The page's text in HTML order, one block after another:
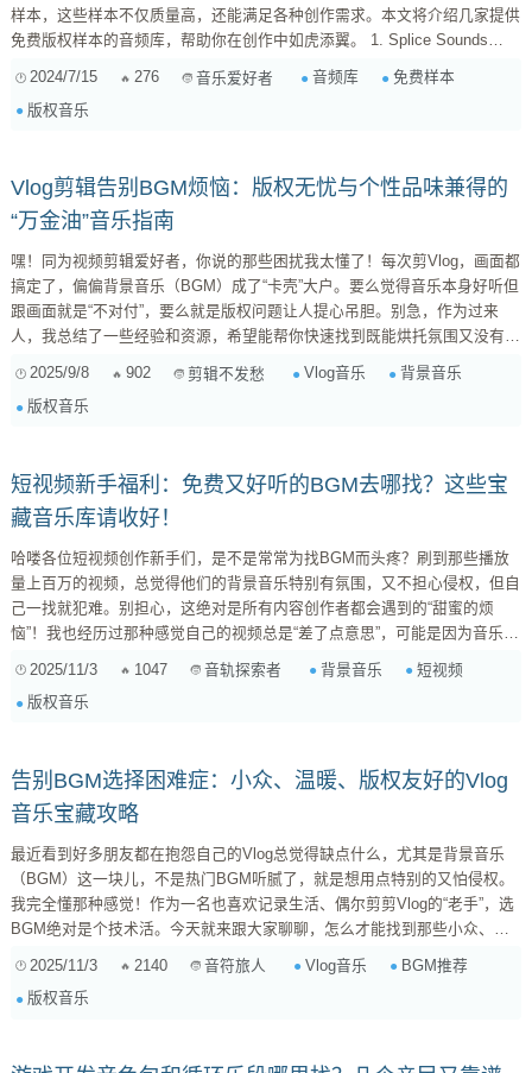
样本，这些样本不仅质量高，还能满足各种创作需求。本文将介绍几家提供
免费版权样本的音频库，帮助你在创作中如虎添翼。 1. Splice Sounds
Splice Sounds 是一个备受欢迎的音频库平台，它不仅提供付费样本，还定
期推出免费样本包。用户可以通过其免费的试用期获取这些样本，并且这些
样本的质量都非常高，适用于各种类型的音乐创作。 2. Looperman
2024/7/15 276 音乐爱好者 音频库
免费样本
版权音乐
Vlog剪辑告别BGM烦恼：版权无忧与个性品味兼得的
“万金油”音乐指南
嘿！同为视频剪辑爱好者，你说的那些困扰我太懂了！每次剪Vlog，画面都
搞定了，偏偏背景音乐（BGM）成了“卡壳”大户。要么觉得音乐本身好听但
跟画面就是“不对付”，要么就是版权问题让人提心吊胆。别急，作为过来
人，我总结了一些经验和资源，希望能帮你快速找到既能烘托氛围又没有版
应”。这里有几个判断标准： 情绪匹配度是核心 ：你的Vlog想表达什么？是
2025/9/8 902 剪辑不发愁 Vlog音乐
背景音乐
版权音乐
短视频新手福利：免费又好听的BGM去哪找？这些宝
藏音乐库请收好！
哈喽各位短视频创作新手们，是不是常常为找BGM而头疼？刷到那些播放
量上百万的视频，总觉得他们的背景音乐特别有氛围，又不担心侵权，但自
己一找就犯难。别担心，这绝对是所有内容创作者都会遇到的“甜蜜的烦
恼”！我也经历过那种感觉自己的视频总是“差了点意思”，可能是因为音乐没
是短视频的灵魂！它能： 营造氛围 ：无论是轻松愉悦、紧张刺激还是深情
2025/11/3 1047 音轨探索者 背景音乐
短视频
版权音乐
告别BGM选择困难症：小众、温暖、版权友好的Vlog
音乐宝藏攻略
最近看到好多朋友都在抱怨自己的Vlog总觉得缺点什么，尤其是背景音乐
（BGM）这一块儿，不是热门BGM听腻了，就是想用点特别的又怕侵权。
我完全懂那种感觉！作为一名也喜欢记录生活、偶尔剪剪Vlog的“老手”，选
BGM绝对是个技术活。今天就来跟大家聊聊，怎么才能找到那些小众、温
Vlog里BGM来来回回就是那几首？虽然流行，但听多了真的会审美疲劳。
2025/11/3 2140 音符旅人 Vlog音乐
BGM推荐
版权音乐